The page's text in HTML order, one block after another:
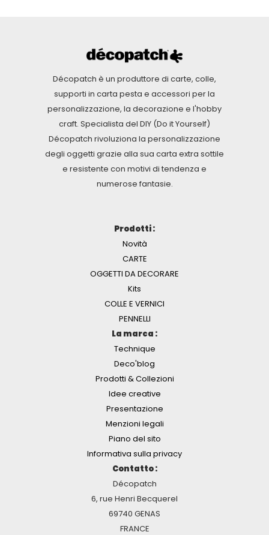
Décopatch è un produttore di carte, colle,
supporti in carta pesta e accessori per la
personalizzazione, la decorazione e l'hobby
craft. Specialista del DIY (Do it Yourself)
Décopatch rivoluziona la personalizzazione
degli oggetti grazie alla sua carta extra sottile
e resistente con motivi di tendenza e
numerose fantasie.
Prodotti :
Novità
CARTE
OGGETTI DA DECORARE
Kits
COLLE E VERNICI
PENNELLI
La marca :
Technique
Deco'blog
Prodotti & Collezioni
Idee creative
Presentazione
Menzioni legali
Piano del sito
Informativa sulla privacy
Contatto :
Décopatch
6, rue Henri Becquerel
69740 GENAS
FRANCE